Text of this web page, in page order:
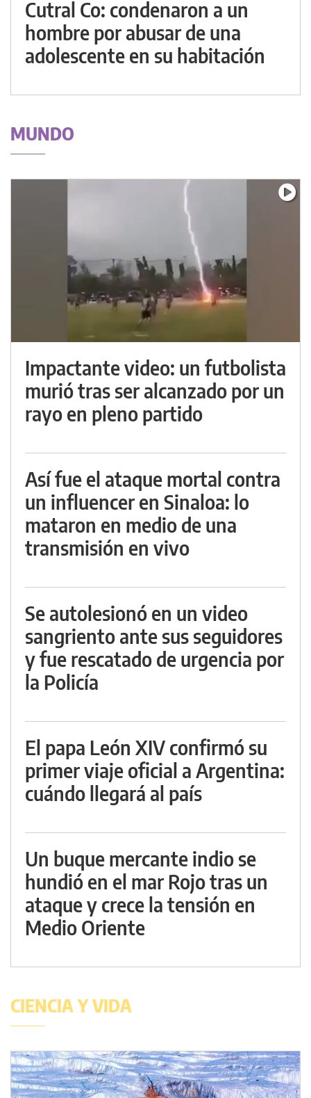
Cutral Co: condenaron a un
hombre por abusar de una
adolescente en su habitación
MUNDO
Impactante video: un futbolista
murió tras ser alcanzado por un
rayo en pleno partido
Así fue el ataque mortal contra
un influencer en Sinaloa: lo
mataron en medio de una
transmisión en vivo
Se autolesionó en un video
sangriento ante sus seguidores
y fue rescatado de urgencia por
la Policía
El papa León XIV confirmó su
primer viaje oficial a Argentina:
cuándo llegará al país
Un buque mercante indio se
hundió en el mar Rojo tras un
ataque y crece la tensión en
Medio Oriente
CIENCIA Y VIDA